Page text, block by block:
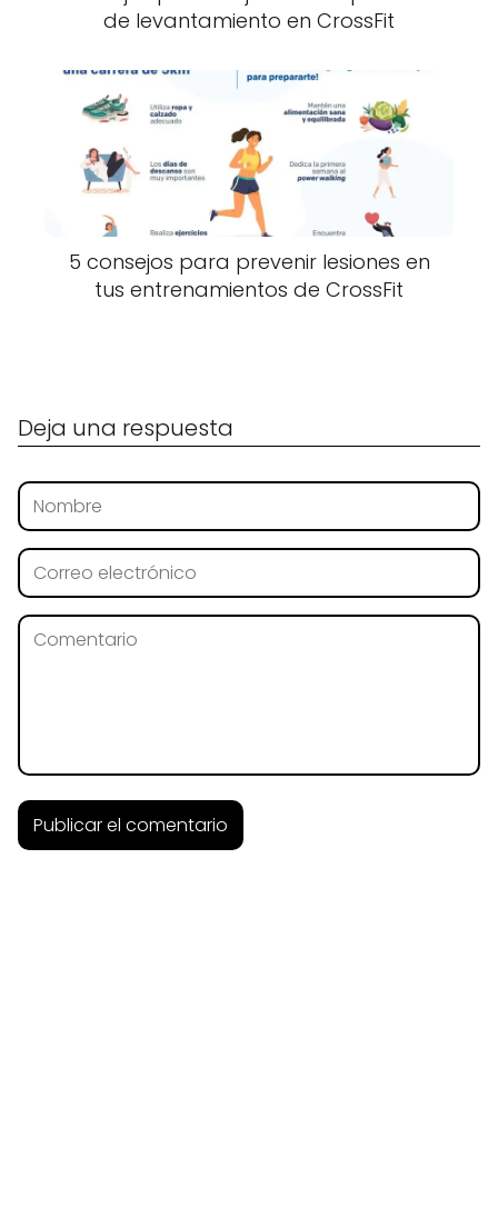
de levantamiento en CrossFit
5 consejos para prevenir lesiones en
tus entrenamientos de CrossFit
Deja una respuesta